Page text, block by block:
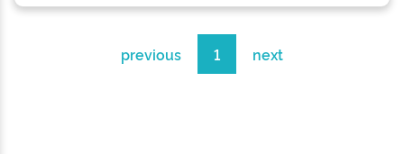
previous 1 next